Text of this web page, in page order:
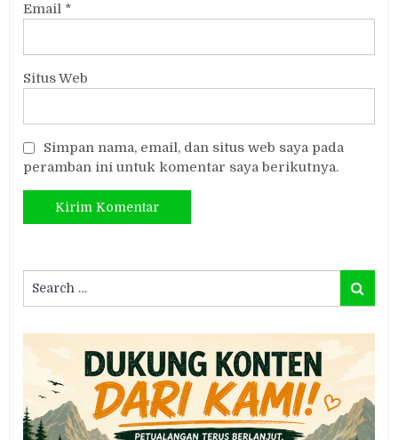
Email *
Situs Web
Simpan nama, email, dan situs web saya pada
peramban ini untuk komentar saya berikutnya.
for:
Search